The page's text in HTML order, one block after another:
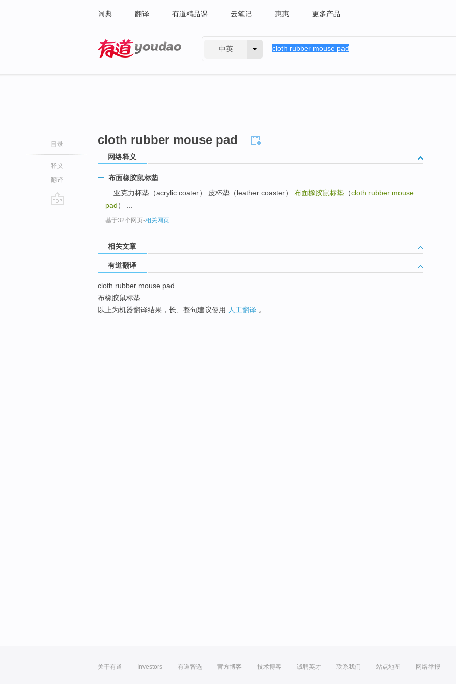
词典 翻译 有道精品课 云笔记 惠惠 更多产品
中英
目录
释义
翻译
cloth rubber mouse pad
网络释义
布面橡胶鼠标垫
... 亚克力杯垫（acrylic coater） 皮杯垫（leather coaster） 布面橡胶鼠标垫 （cloth rubber mouse
pad） ...
基于32个网页-相关网页
相关文章
有道翻译
cloth rubber mouse pad
布橡胶鼠标垫
以上为机器翻译结果，长、整句建议使用 人工翻译 。
关于有道 Investors 有道智选 官方博客 技术博客 诚聘英才 联系我们 站点地图 网络举报